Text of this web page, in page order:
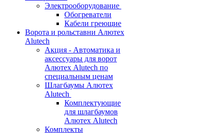
Электрооборудование
Обогреватели
Кабели греющие
Ворота и рольставни Алютех
Alutech
Акция - Автоматика и
аксессуары для ворот
Алютех Alutech по
специальным ценам
Шлагбаумы Алютех
Alutech
Комплектующие
для шлагбаумов
Алютех Alutech
Комплекты